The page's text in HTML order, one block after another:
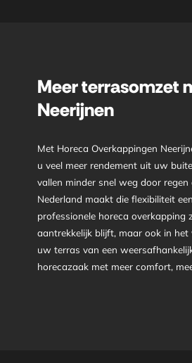
Meer terrasomzet
Neerijnen
Met Horeca Overkappingen
u veel meer rendement uit uw
vallen minder snel weg door
Nederland maakt die flexibiliteit
professionele horeca
aantrekkelijk blijft, maar ook in
uw terras van een
horecazaak met meer comfort,